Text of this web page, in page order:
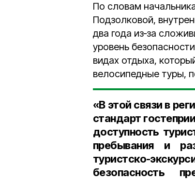
По словам
Подзолковой,
два года из‑за
уровень
видах отдыха,
велосипедные туры,
«В этой связи в
стандарт
доступность
пребывания и
туристско-
безопасность